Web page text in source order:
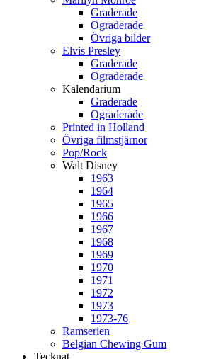
Graderade
Ograderade
Övriga bilder
Elvis Presley
Graderade
Ograderade
Kalendarium
Graderade
Ograderade
Printed in Holland
Övriga filmstjärnor
Pop/Rock
Walt Disney
1963
1964
1965
1966
1967
1968
1969
1970
1971
1972
1973
1973-76
Ramserien
Belgian Chewing Gum